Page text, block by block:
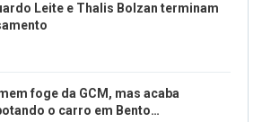
Leite e Thalis Bolzan terminam
foge da GCM, mas acaba
o carro em Bento…